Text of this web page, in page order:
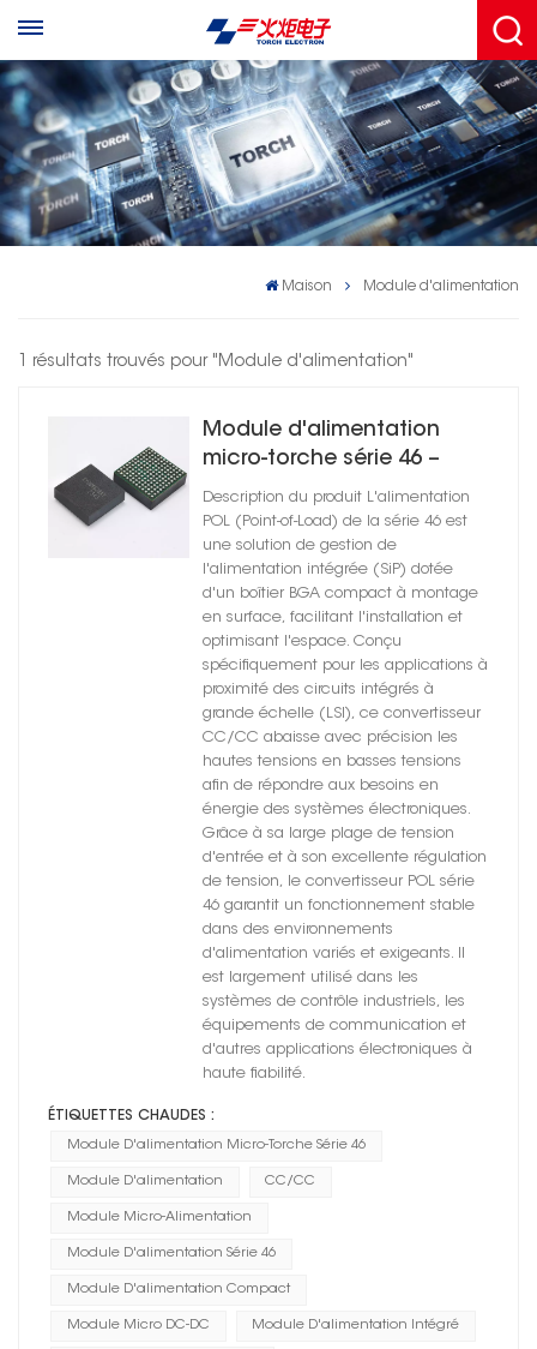
Maison Module d'alimentation
1 résultats trouvés pour "Module d'alimentation"
Module d'alimentation
micro-torche série 46 –
Convertisseur CC-CC
Description du produit L'alimentation
POL (Point-of-Load) de la série 46 est
une solution de gestion de
l'alimentation intégrée (SiP) dotée
d'un boîtier BGA compact à montage
en surface, facilitant l'installation et
optimisant l'espace. Conçu
spécifiquement pour les applications à
proximité des circuits intégrés à
grande échelle (LSI), ce convertisseur
CC/CC abaisse avec précision les
hautes tensions en basses tensions
afin de répondre aux besoins en
énergie des systèmes électroniques.
Grâce à sa large plage de tension
d'entrée et à son excellente régulation
de tension, le convertisseur POL série
46 garantit un fonctionnement stable
dans des environnements
d'alimentation variés et exigeants. Il
est largement utilisé dans les
systèmes de contrôle industriels, les
équipements de communication et
d'autres applications électroniques à
haute fiabilité.
ÉTIQUETTES CHAUDES :
Module D'alimentation Micro-Torche Série 46
Module D'alimentation CC/CC
Module Micro-Alimentation
Module D'alimentation Série 46
Module D'alimentation Compact
Module Micro DC-DC Module D'alimentation Intégré